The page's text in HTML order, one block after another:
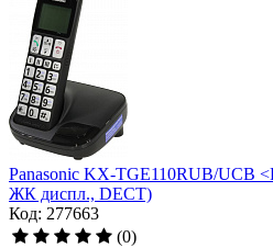
Panasonic KX-TGE110RUB/UCB
ЖК диспл., DECT)
Код: 277663
(0)